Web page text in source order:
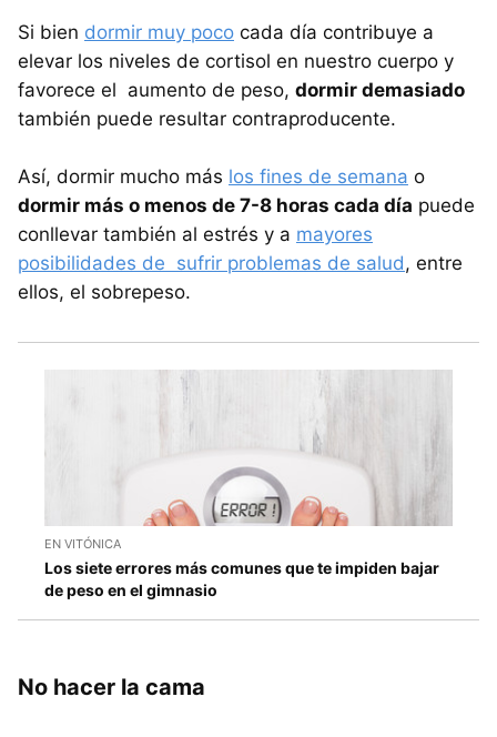
Si bien dormir muy poco cada día contribuye a
elevar los niveles de cortisol en nuestro cuerpo y
favorece el aumento de peso, dormir demasiado
también puede resultar contraproducente.
Así, dormir mucho más los fines de semana o
dormir más o menos de 7-8 horas cada día puede
conllevar también al estrés y a mayores
posibilidades de sufrir problemas de salud, entre
ellos, el sobrepeso.
EN VITÓNICA
Los siete errores más comunes que te impiden bajar
de peso en el gimnasio
No hacer la cama